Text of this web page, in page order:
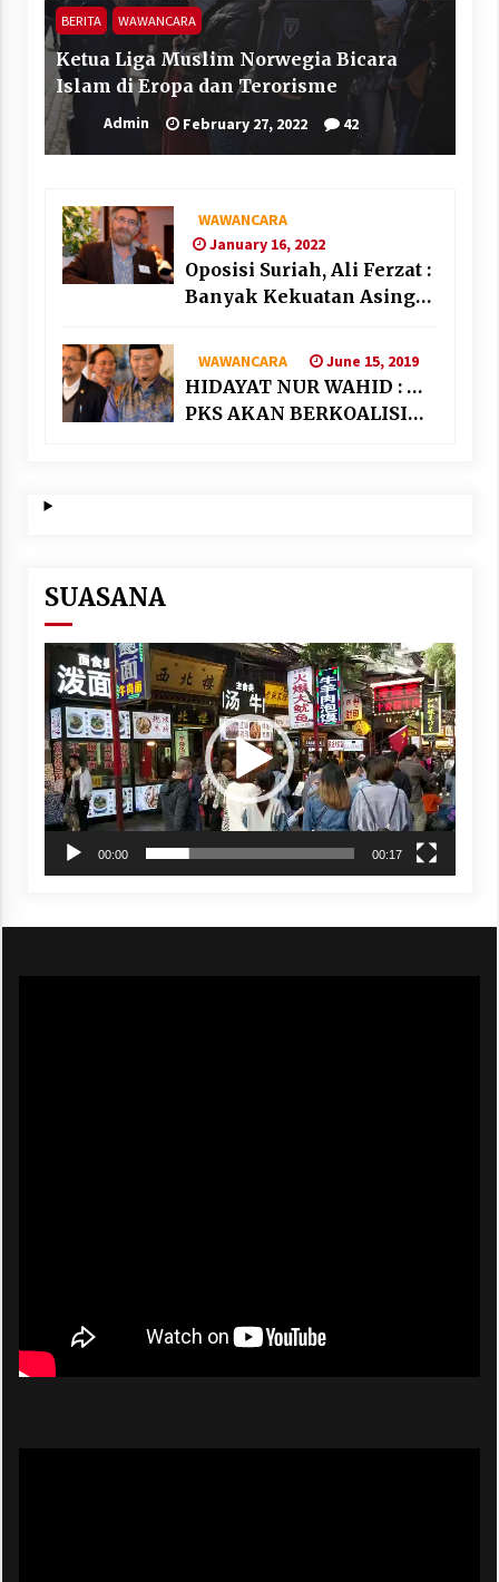
BERITA WAWANCARA
Ketua Liga Muslim Norwegia Bicara
Islam di Eropa dan Terorisme
Admin February 27, 2022 42
WAWANCARA
January 16, 2022
Oposisi Suriah, Ali Ferzat :
Banyak Kekuatan Asing
WAWANCARA June 15, 2019
HIDAYAT NUR WAHID : …
PKS AKAN BERKOALISI
SUASANA
Video
Player
00:00 00:17